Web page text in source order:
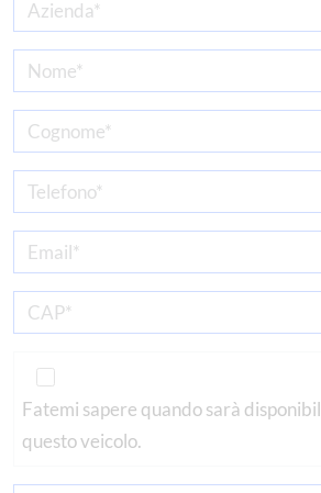
Fatemi sapere quando sarà
questo veicolo.